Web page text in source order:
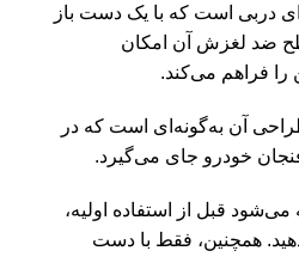
دربی است که با یک دست باز
ضد لغزش آن امکان
را فراهم می‌کند.
آن به‌گونه‌ای است که در
خودرو جای می‌گیرد.
می‌شود قبل از استفاده اولیه،
همچنین، فقط با دست